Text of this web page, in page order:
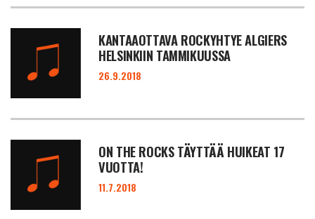
KANTAAOTTAVA ROCKYHTYE ALGIERS
HELSINKIIN TAMMIKUUSSA
26.9.2018
ON THE ROCKS TÄYTTÄÄ HUIKEAT 17
VUOTTA!
11.7.2018